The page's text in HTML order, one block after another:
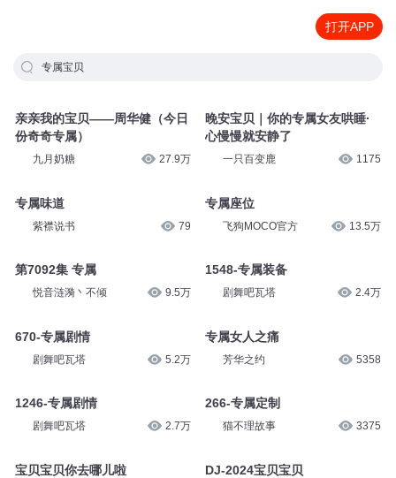
打开APP
专属宝贝
亲亲我的宝贝——周华健（今日
份奇奇专属）
九月奶糖 27.9万
专属味道
紫襟说书 79
第7092集 专属
悦音涟漪丶不倾 9.5万
670-专属剧情
剧舞吧瓦塔 5.2万
1246-专属剧情
剧舞吧瓦塔 2.7万
宝贝宝贝你去哪儿啦
晚安宝贝｜你的专属女友哄睡·
心慢慢就安静了
一只百变鹿 1175
专属座位
飞狗MOCO官方 13.5万
1548-专属装备
剧舞吧瓦塔 2.4万
专属女人之痛
芳华之约 5358
266-专属定制
猫不理故事 3375
DJ-2024宝贝宝贝